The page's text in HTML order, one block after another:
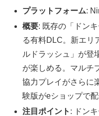
プラットフォーム:
概要: 既存の「ドン
る有料DLC。新エリ
ルドラッシュ」が登
が楽しめる。マルチ
協力プレイがさらに
験版がeショップで配
注目ポイント : ドン